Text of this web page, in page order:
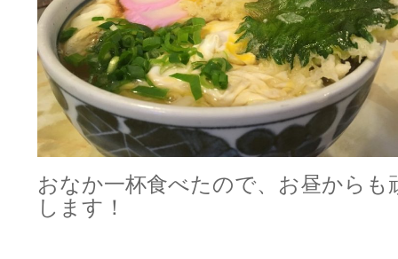
おなか一杯食べたので、お昼からも
します！